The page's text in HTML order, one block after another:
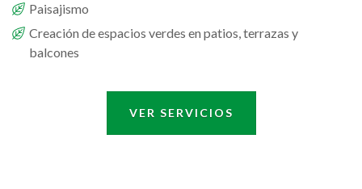
Paisajismo
Creación de espacios verdes en patios, terrazas y
balcones
VER SERVICIOS